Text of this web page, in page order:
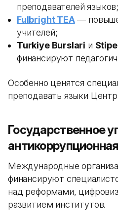
преподавателей языков;
Fulbright TEA—
учителей;
Turkiye Burslari и
финансируют
Особенно ценятся
преподавать языки
Государственное
Международные
финансируют
над реформами,
развитием институтов.